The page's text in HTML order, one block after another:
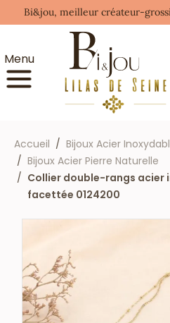
Bi&jou, meilleur créateur-
Menu
Accueil
Bijoux Acier
Bijoux Acier Pierre Naturelle
Collier double-rangs acier
facettée 0124200